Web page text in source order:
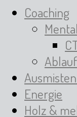
Coaching
Energie
Holz &